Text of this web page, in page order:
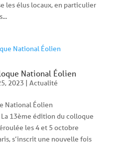
les élus locaux, en particulier
National Éolien
2023 | Actualité
National Éolien
13ème édition du colloque
les 4 et 5 octobre
s’inscrit une nouvelle fois